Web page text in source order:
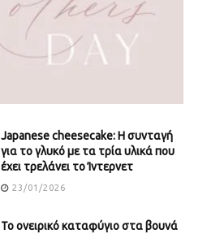
Japanese cheesecake: Η συνταγή
για το γλυκό με τα τρία υλικά που
έχει τρελάνει το Ίντερνετ
23/01/2026
Το ονειρικό καταφύγιο στα βουνά